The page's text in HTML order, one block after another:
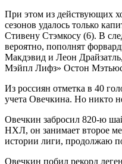
При этом из действующих
сезонов удалось только
Стивену Стэмкосу (6). В
вероятно, пополнят
Макдэвид и Леон
Мэйпл Лифз» Остон
Из россиян отметка в 40
учета Овечкина. Но никто
Овечкин забросил 820-ю
НХЛ, он занимает второе
истории лиги, продолжаю
Овечкин побил рекорд